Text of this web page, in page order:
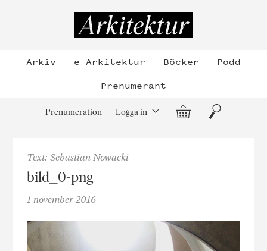
Arkiv e-Arkitektur Böcker
Podd
Prenumerant
Prenumeration Logga in Varukorg
Sök
Text: Sebastian Nowacki
bild_0-png
1 november 2016